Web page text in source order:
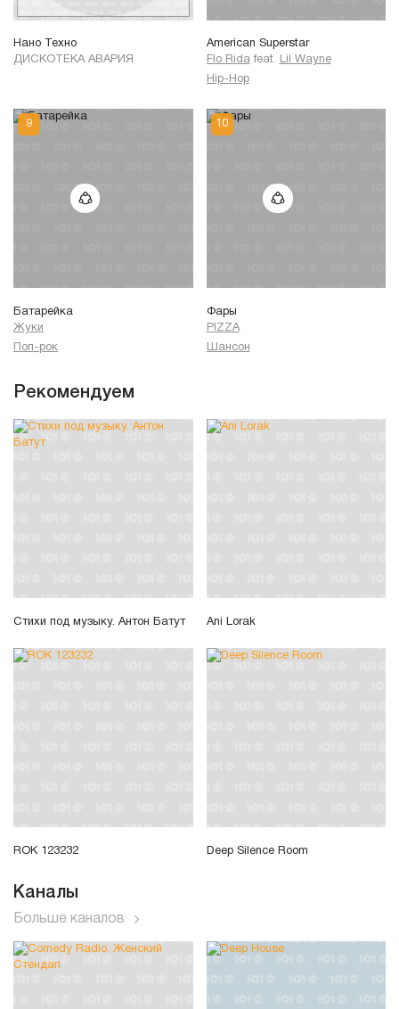
Нано Техно
ДИСКОТЕКА АВАРИЯ
American Superstar
Flo Rida feat. Lil Wayne
Hip-Hop
Батарейка
Жуки
Поп-рок
Фары
PIZZA
Шансон
Рекомендуем
Стихи под музыку. Антон Батут Ani Lorak
ROK 123232 Deep Silence Room
Каналы
Больше каналов